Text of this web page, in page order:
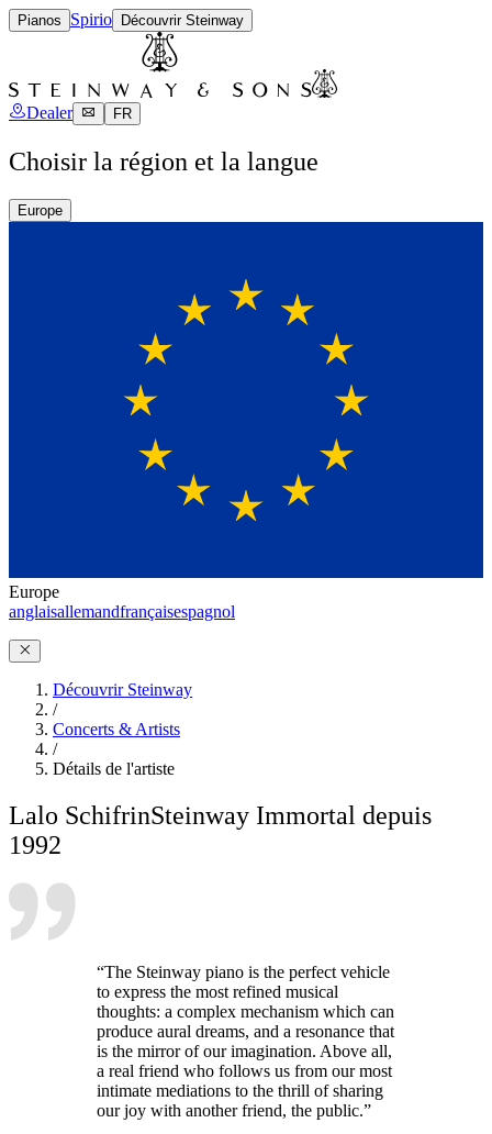
Pianos Spirio Découvrir Steinway
Dealer FR
Choisir la région et la langue
Europe
Europe
anglaisallemandfrançaisespagnol
Découvrir Steinway
/
Concerts & Artists
/
Détails de l'artiste
Lalo SchifrinSteinway Immortal depuis
1992
“The Steinway piano is the perfect vehicle
to express the most refined musical
thoughts: a complex mechanism which can
produce aural dreams, and a resonance that
is the mirror of our imagination. Above all,
a real friend who follows us from our most
intimate mediations to the thrill of sharing
our joy with another friend, the public.”